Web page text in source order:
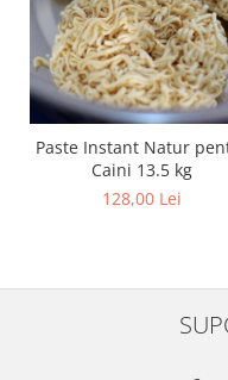
Paste Instant Natur
Caini 13.5 kg
128,00 Lei